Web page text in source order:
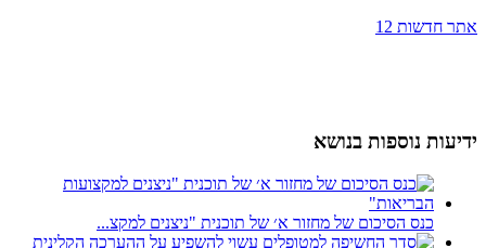
אתר חדשות 12
ידיעות נוספות בנושא
כנס הסיכום של מחזור א׳ של תוכנית "ניצנים למקצ...